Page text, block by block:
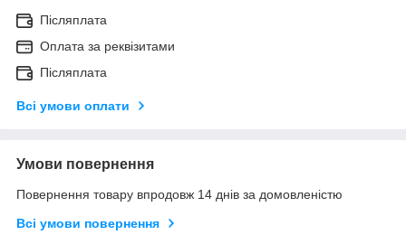
Післяплата
Оплата за реквізитами
Післяплата
Всі умови оплати
Умови повернення
Повернення товару впродовж 14 днів за домовленістю
Всі умови повернення